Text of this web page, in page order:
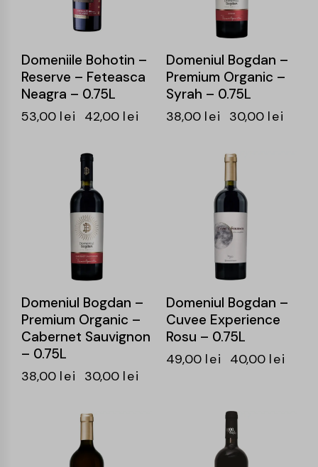
Domeniile Bohotin –
Reserve – Feteasca
Neagra – 0.75L
53,00 lei 42,00 lei
Domeniul Bogdan –
Premium Organic –
Syrah – 0.75L
38,00 lei 30,00 lei
Domeniul Bogdan –
Premium Organic –
Cabernet Sauvignon
– 0.75L
38,00 lei 30,00 lei
Domeniul Bogdan –
Cuvee Experience
Rosu – 0.75L
49,00 lei 40,00 lei